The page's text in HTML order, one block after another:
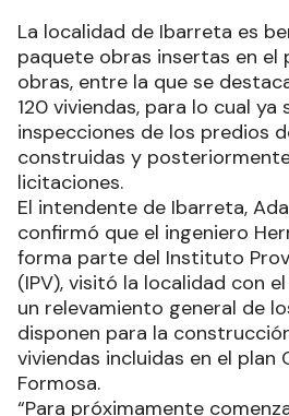
La localidad de Ibarreta es
paquete obras insertas en el
obras, entre la que se
120 viviendas, para lo cual ya
inspecciones de los predios
construidas y
licitaciones.
El intendente de Ibarreta,
confirmó que el ingeniero
forma parte del Instituto
(IPV), visitó la localidad con
un relevamiento general de
disponen para la
viviendas incluidas en el plan
Formosa.
“Para próximamente